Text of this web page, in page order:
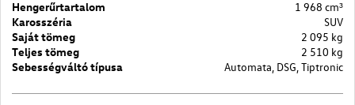
Hengerűrtartalom
1 968 cm³
Karosszéria
SUV
Saját tömeg
2 095 kg
Teljes tömeg
2 510 kg
Sebességváltó típusa
Automata, DSG, Tiptronic